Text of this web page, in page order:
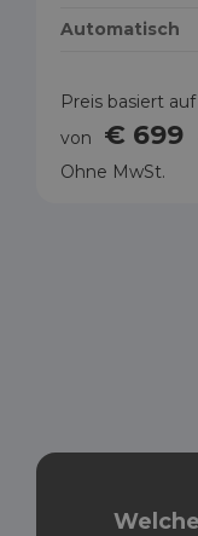
Automatisch
Preis basiert
von
€ 699
Ohne MwSt.